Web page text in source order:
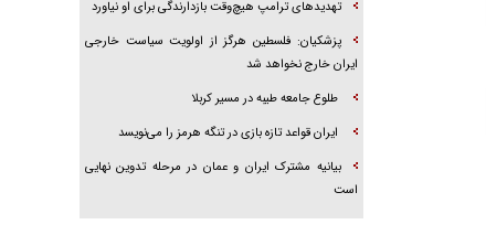
تهدید‌های ترامپ هیچ‌وقت بازدارندگی برای او نیاورد
پزشکیان: فلسطین هرگز از اولویت سیاست خارجی
ایران خارج نخواهد شد
طلوع جامعه طیبه در مسیر کربلا
ایران قواعد تازه بازی در تنگه هرمز را می‌نویسد
بیانیه مشترک ایران و عمان در مرحله تدوین نهایی
است